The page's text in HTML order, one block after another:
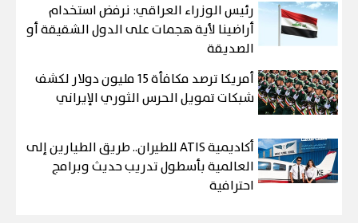
رئيس الوزراء العراقي: نرفض استخدام
أراضينا لأية هجمات على الدول الشقيقة أو
الصديقة
أمريكا ترصد مكافأة 15 مليون دولار لكشف
شبكات تمويل الحرس الثوري الإيراني
أكاديمية ATIS للطيران.. طريق الطيارين إلى
العالمية بأسطول تدريب حديث وبرامج
احترافية